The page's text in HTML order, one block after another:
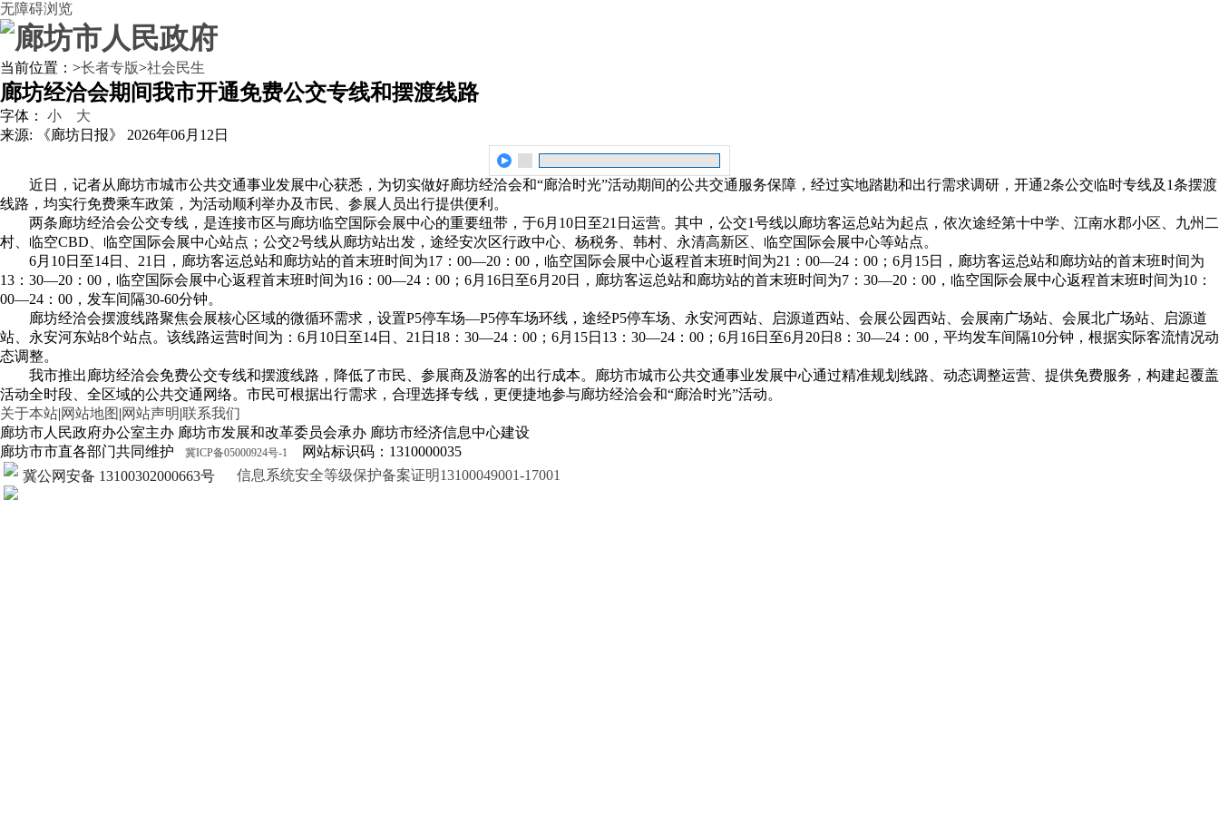
无障碍浏览
当前位置： >长者专版>社会民生
廊坊经洽会期间我市开通免费公交专线和摆渡线路
字体： 小
大
来源: 《廊坊日报》
2026年06月12日
近日，记者从廊坊市城市公共交通事业发展中心获悉，为切实做好廊坊经洽会和“廊洽时光”活动期间的公共交通服务保障，经过实地踏勘和出行需求调研，开通2条公交临时专线及1条摆渡
线路，均实行免费乘车政策，为活动顺利举办及市民、参展人员出行提供便利。
两条廊坊经洽会公交专线，是连接市区与廊坊临空国际会展中心的重要纽带，于6月10日至21日运营。其中，公交1号线以廊坊客运总站为起点，依次途经第十中学、江南水郡小区、九州二
村、临空CBD、临空国际会展中心站点；公交2号线从廊坊站出发，途经安次区行政中心、杨税务、韩村、永清高新区、临空国际会展中心等站点。
6月10日至14日、21日，廊坊客运总站和廊坊站的首末班时间为17：00—20：00，临空国际会展中心返程首末班时间为21：00—24：00；6月15日，廊坊客运总站和廊坊站的首末班时间为
13：30—20：00，临空国际会展中心返程首末班时间为16：00—24：00；6月16日至6月20日，廊坊客运总站和廊坊站的首末班时间为7：30—20：00，临空国际会展中心返程首末班时间为10：
00—24：00，发车间隔30-60分钟。
廊坊经洽会摆渡线路聚焦会展核心区域的微循环需求，设置P5停车场—P5停车场环线，途经P5停车场、永安河西站、启源道西站、会展公园西站、会展南广场站、会展北广场站、启源道
站、永安河东站8个站点。该线路运营时间为：6月10日至14日、21日18：30—24：00；6月15日13：30—24：00；6月16日至6月20日8：30—24：00，平均发车间隔10分钟，根据实际客流情况动
态调整。
我市推出廊坊经洽会免费公交专线和摆渡线路，降低了市民、参展商及游客的出行成本。廊坊市城市公共交通事业发展中心通过精准规划线路、动态调整运营、提供免费服务，构建起覆盖
活动全时段、全区域的公共交通网络。市民可根据出行需求，合理选择专线，更便捷地参与廊坊经洽会和“廊洽时光”活动。
关于本站|网站地图 |网站声明|联系我们
廊坊市人民政府办公室主办 廊坊市发展和改革委员会承办 廊坊市经济信息中心建设
廊坊市市直各部门共同维护
冀ICP备05000924号-1
网站标识码：1310000035
冀公网安备 13100302000663号
信息系统安全等级保护备案证明13100049001-17001